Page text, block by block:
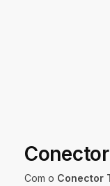
Com o Conector